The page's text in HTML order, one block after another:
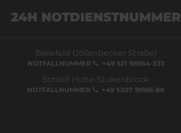
24H NOTDIENSTNUMMER
Bielefeld (Jöllenbecker Straße)
NOTFALLNUMMER +49 521 98654-333
Schloß Holte-Stukenbrock
NOTFALLNUMMER +49 5207 99166-88